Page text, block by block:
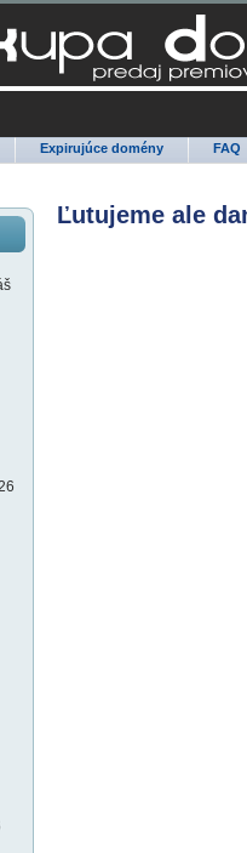
Expirujúce domény FAQ
Ľutujeme ale